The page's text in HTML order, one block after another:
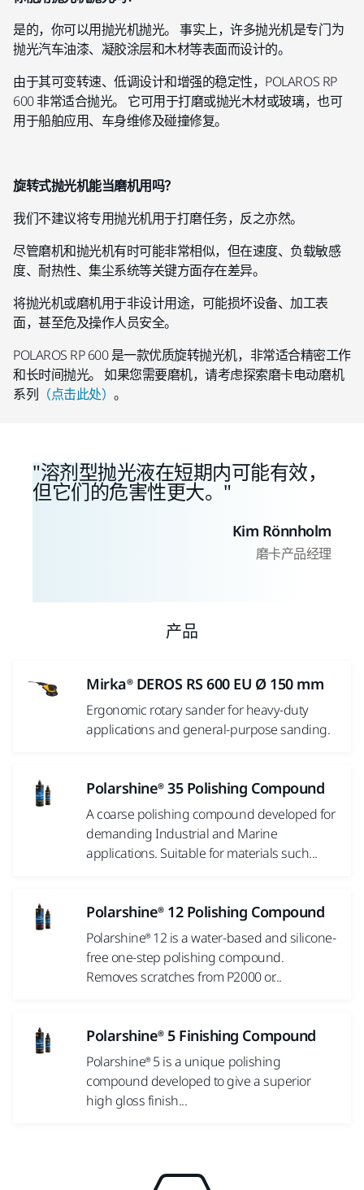
是的，你可以用抛光机抛光。 事实上，许多抛光机是专门为
抛光汽车油漆、凝胶涂层和木材等表面而设计的。
由于其可变转速、低调设计和增强的稳定性，POLAROS RP
600 非常适合抛光。 它可用于打磨或抛光木材或玻璃，也可
用于船舶应用、车身维修及碰撞修复。
旋转式抛光机能当磨机用吗？
我们不建议将专用抛光机用于打磨任务，反之亦然。
尽管磨机和抛光机有时可能非常相似，但在速度、负载敏感
度、耐热性、集尘系统等关键方面存在差异。
将抛光机或磨机用于非设计用途，可能损坏设备、加工表
面，甚至危及操作人员安全。
POLAROS RP 600 是一款优质旋转抛光机，非常适合精密工作
和长时间抛光。 如果您需要磨机，请考虑探索磨卡电动磨机
系列 （点击此处）。
溶剂型抛光液在短期内可能有效，
但它们的危害性更大。
Kim Rönnholm
磨卡产品经理
产品
Mirka® DEROS RS 600 EU Ø 150 mm
Ergonomic rotary sander for heavy-duty
applications and general-purpose sanding.
Polarshine® 35 Polishing Compound
A coarse polishing compound developed for
demanding Industrial and Marine
applications. Suitable for materials such...
Polarshine® 12 Polishing Compound
Polarshine® 12 is a water-based and silicone-
free one-step polishing compound.
Removes scratches from P2000 or...
Polarshine® 5 Finishing Compound
Polarshine® 5 is a unique polishing
compound developed to give a superior
high gloss finish...